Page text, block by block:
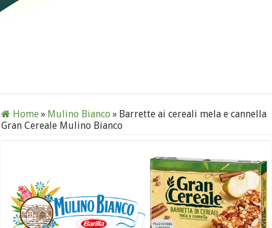
Home» Mulino Bianco » Barrette ai cereali mela e cannella
Gran Cereale Mulino Bianco